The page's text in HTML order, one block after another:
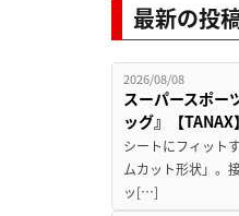
最新の投
2026/08/08
スーパースポー
ッグ』【TANAX】
シートにフィット
ムカット形状」。
ッ[…]